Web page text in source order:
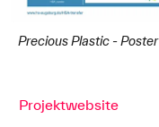
Precious Plastic - Poster
Projektwebsite